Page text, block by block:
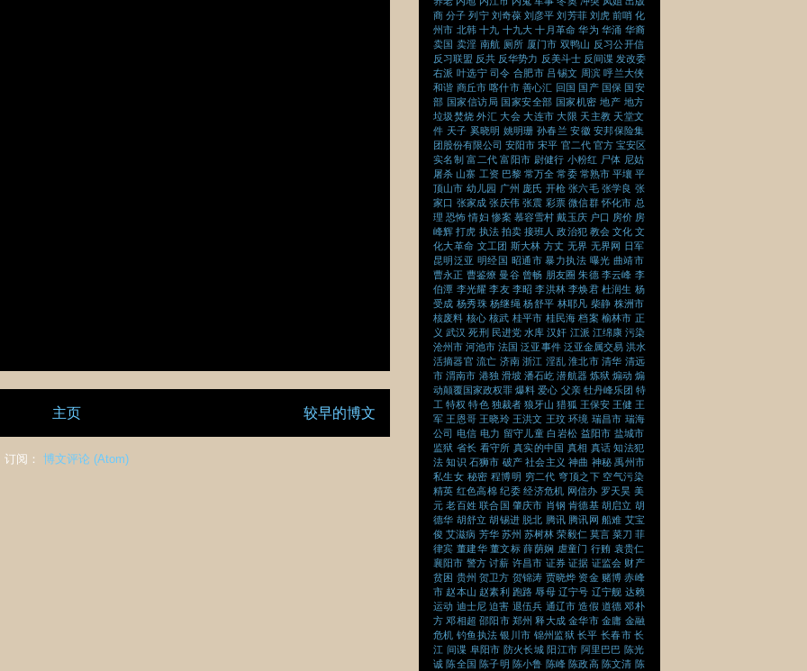
较早的博文
主页
订阅： 博文评论 (Atom)
商 分子 列宁 刘奇葆 刘彦平 刘芳菲 刘虎 前哨 化
州市 北韩 十九 十九大 十月革命 华为 华涌 华裔
卖国 卖淫 南航 厕所 厦门市 双鸭山 反习公开信
反习联盟 反共 反华势力 反美斗士 反间谍 发改委
右派 叶选宁 司令 合肥市 吕锡文 周滨 呼兰大侠
和谐 商丘市 喀什市 善心汇 回国 国产 国保 国安
部 国家信访局 国家安全部 国家机密 地产 地方
垃圾焚烧 外汇 大会 大连市 大限 天主教 天堂文
件 天子 奚晓明 姚明珊 孙春兰 安徽 安邦保险集
团股份有限公司 安阳市 宋平 官二代 官方 宝安区
实名制 富二代 富阳市 尉健行 小粉红 尸体 尼姑
屠杀 山寨 工资 巴黎 常万全 常委 常熟市 平壤 平
顶山市 幼儿园 广州 庞氏 开枪 张六毛 张学良 张
家口 张家成 张庆伟 张震 彩票 微信群 怀化市 总
理 恐怖 情妇 惨案 慕容雪村 戴玉庆 户口 房价 房
峰辉 打虎 执法 拍卖 接班人 政治犯 教会 文化 文
化大革命 文工团 斯大林 方丈 无界 无界网 日军
昆明泛亚 明经国 昭通市 暴力执法 曝光 曲靖市
曹永正 曹鉴燎 曼谷 曾畅 朋友圈 朱德 李云峰 李
伯潭 李光耀 李友 李昭 李洪林 李焕君 杜润生 杨
受成 杨秀珠 杨继绳 杨舒平 林耶凡 柴静 株洲市
核废料 核心 核武 桂平市 桂民海 档案 榆林市 正
义 武汉 死刑 民进党 水库 汉奸 江派 江绵康 污染
沧州市 河池市 法国 泛亚事件 泛亚金属交易 洪水
活摘器官 流亡 济南 浙江 淫乱 淮北市 清华 清远
市 渭南市 港独 滑坡 潘石屹 潜航器 炼狱 煽动 煽
动颠覆国家政权罪 爆料 爱心 父亲 牡丹峰乐团 特
工 特权 特色 独裁者 狼牙山 猎狐 王保安 王健 王
军 王恩哥 王晓玲 王洪文 王玟 环境 瑞昌市 瑞海
公司 电信 电力 留守儿童 白岩松 益阳市 盐城市
监狱 省长 看守所 真实的中国 真相 真话 知法犯
法 知识 石狮市 破产 社会主义 神曲 神秘 禹州市
私生女 秘密 程博明 穷二代 穹顶之下 空气污染
精英 红色高棉 纪委 经济危机 网信办 罗天昊 美
元 老百姓 联合国 肇庆市 肖钢 肯德基 胡启立 胡
德华 胡舒立 胡锡进 脱北 腾讯 腾讯网 船难 艾宝
俊 艾滋病 芳华 苏州 苏树林 荣毅仁 莫言 菜刀 菲
律宾 董建华 董文标 薛荫娴 虐童门 行贿 袁贵仁
襄阳市 警方 讨薪 许昌市 证券 证据 证监会 财产
贫困 贵州 贺卫方 贺锦涛 贾晓烨 资金 赌博 赤峰
市 赵本山 赵素利 跑路 辱母 辽宁号 辽宁舰 达赖
运动 迪士尼 迫害 退伍兵 通辽市 造假 道德 邓朴
方 邓相超 邵阳市 郑州 释大成 金华市 金庸 金融
危机 钓鱼执法 银川市 锦州监狱 长平 长春市 长
江 间谍 阜阳市 防火长城 阳江市 阿里巴巴 陈光
诚 陈全国 陈子明 陈小鲁 陈峰 陈政高 陈文清 陈